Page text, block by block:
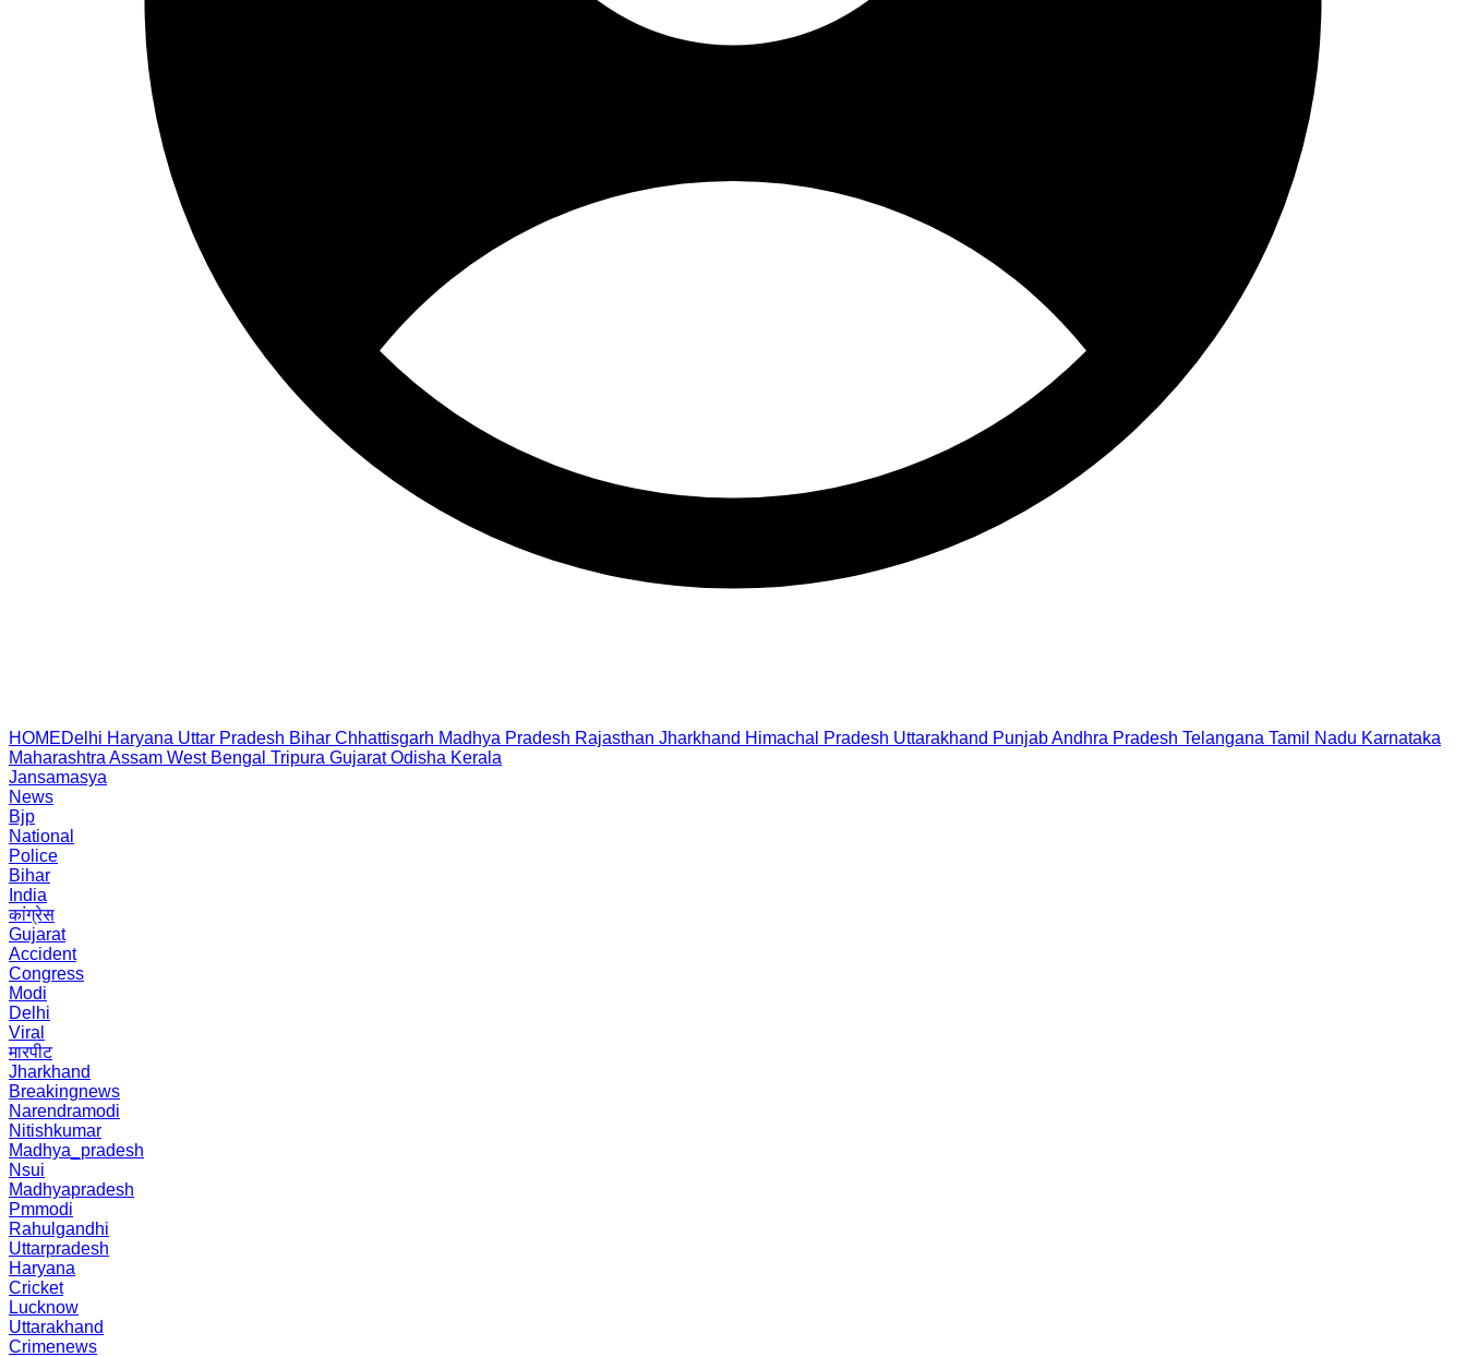
HOMEDelhi Haryana Uttar Pradesh Bihar Chhattisgarh Madhya Pradesh Rajasthan Jharkhand Himachal Pradesh Uttarakhand PunjabAndhra Pradesh Telangana Tamil Nadu Karnataka
Maharashtra Assam West Bengal Tripura Gujarat Odisha Kerala
Jansamasya
News
Bjp
National
Police
Bihar
India
कांग्रेस
Gujarat
Accident
Congress
Modi
Delhi
Viral
मारपीट
Jharkhand
Breakingnews
Narendramodi
Nitishkumar
Madhya_pradesh
Nsui
Madhyapradesh
Pmmodi
Rahulgandhi
Uttarpradesh
Haryana
Cricket
Lucknow
Uttarakhand
Crimenews